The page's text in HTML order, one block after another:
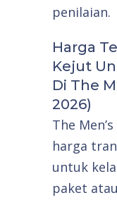
penilaian.
Harga
Kejut
Di The
2026)
The
harga
untuk
paket